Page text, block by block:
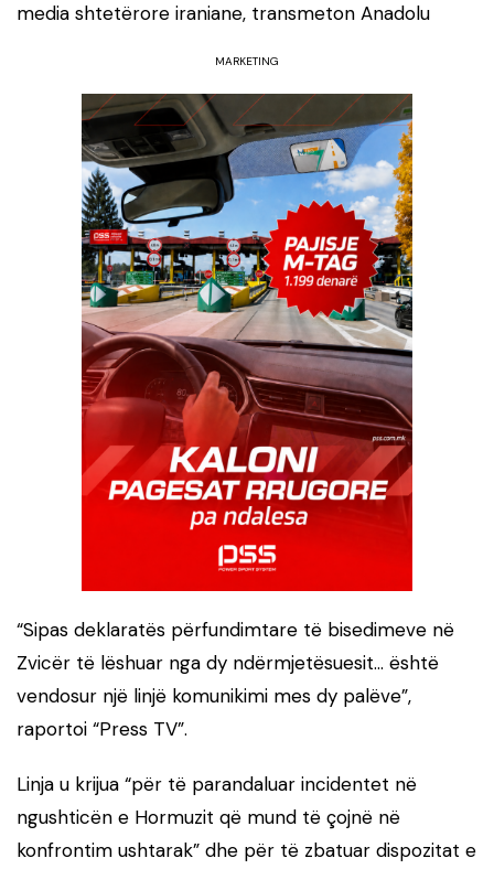
media shtetërore iraniane, transmeton Anadolu
MARKETING
“Sipas deklaratës përfundimtare të bisedimeve në
Zvicër të lëshuar nga dy ndërmjetësuesit… është
vendosur një linjë komunikimi mes dy palëve”,
raportoi “Press TV”.
Linja u krijua “për të parandaluar incidentet në
ngushticën e Hormuzit që mund të çojnë në
konfrontim ushtarak” dhe për të zbatuar dispozitat e